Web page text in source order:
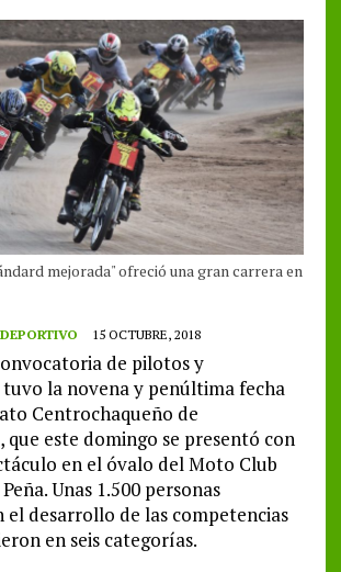
mejorada" ofreció una gran carrera en
15 OCTUBRE, 2018
de pilotos y
tuvo la novena y penúltima fecha
Centrochaqueño de
este domingo se presentó con
en el óvalo del Moto Club
Unas 1.500 personas
el desarrollo de las competencias
en seis categorías.